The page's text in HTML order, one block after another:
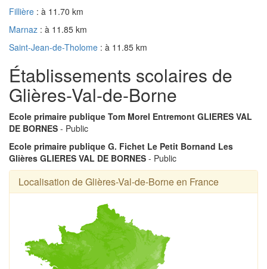
Fillière : à 11.70 km
Marnaz : à 11.85 km
Saint-Jean-de-Tholome : à 11.85 km
Établissements scolaires de
Glières-Val-de-Borne
Ecole primaire publique Tom Morel Entremont GLIERES VAL
DE BORNES - Public
Ecole primaire publique G. Fichet Le Petit Bornand Les
Glières GLIERES VAL DE BORNES - Public
Localisation de Glières-Val-de-Borne en France